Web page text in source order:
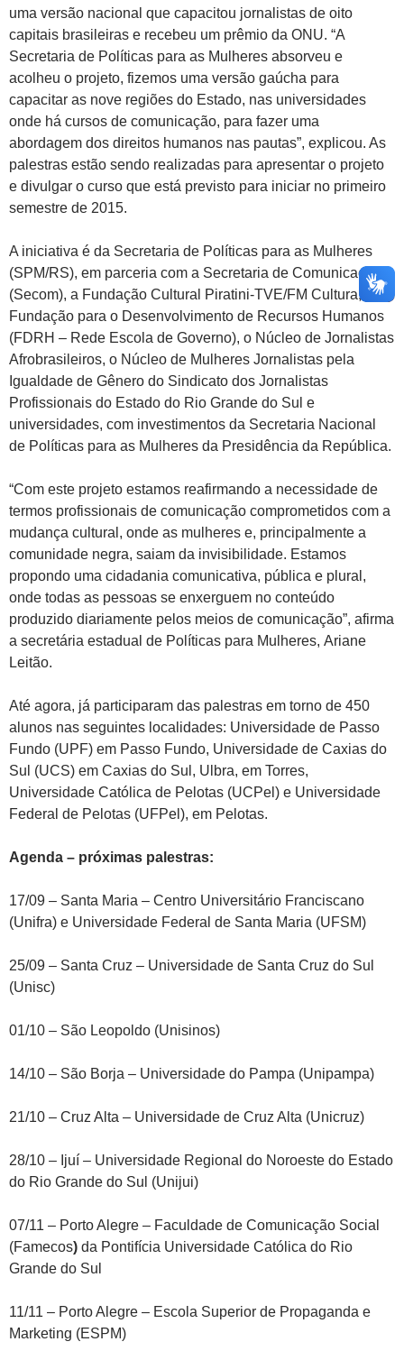
uma versão nacional que capacitou jornalistas de oito
capitais brasileiras e recebeu um prêmio da ONU. “A
Secretaria de Políticas para as Mulheres absorveu e
acolheu o projeto, fizemos uma versão gaúcha para
capacitar as nove regiões do Estado, nas universidades
onde há cursos de comunicação, para fazer uma
abordagem dos direitos humanos nas pautas”, explicou. As
palestras estão sendo realizadas para apresentar o projeto
e divulgar o curso que está previsto para iniciar no primeiro
semestre de 2015.
A iniciativa é da Secretaria de Políticas para as Mulheres
(SPM/RS), em parceria com a Secretaria de Comunicação
(Secom), a Fundação Cultural Piratini-TVE/FM Cultura, a
Fundação para o Desenvolvimento de Recursos Humanos
(FDRH – Rede Escola de Governo), o Núcleo de Jornalistas
Afrobrasileiros, o Núcleo de Mulheres Jornalistas pela
Igualdade de Gênero do Sindicato dos Jornalistas
Profissionais do Estado do Rio Grande do Sul e
universidades, com investimentos da Secretaria Nacional
de Políticas para as Mulheres da Presidência da República.
“Com este projeto estamos reafirmando a necessidade de
termos profissionais de comunicação comprometidos com a
mudança cultural, onde as mulheres e, principalmente a
comunidade negra, saiam da invisibilidade. Estamos
propondo uma cidadania comunicativa, pública e plural,
onde todas as pessoas se enxerguem no conteúdo
produzido diariamente pelos meios de comunicação”, afirma
a secretária estadual de Políticas para Mulheres, Ariane
Leitão.
Até agora, já participaram das palestras em torno de 450
alunos nas seguintes localidades: Universidade de Passo
Fundo (UPF) em Passo Fundo, Universidade de Caxias do
Sul (UCS) em Caxias do Sul, Ulbra, em Torres,
Universidade Católica de Pelotas (UCPel) e Universidade
Federal de Pelotas (UFPel), em Pelotas.
Agenda – próximas palestras:
17/09 – Santa Maria – Centro Universitário Franciscano
(Unifra) e Universidade Federal de Santa Maria (UFSM)
25/09 – Santa Cruz – Universidade de Santa Cruz do Sul
(Unisc)
01/10 – São Leopoldo (Unisinos)
14/10 – São Borja – Universidade do Pampa (Unipampa)
21/10 – Cruz Alta – Universidade de Cruz Alta (Unicruz)
28/10 – Ijuí – Universidade Regional do Noroeste do Estado
do Rio Grande do Sul (Unijui)
07/11 – Porto Alegre – Faculdade de Comunicação Social
(Famecos) da Pontifícia Universidade Católica do Rio
Grande do Sul
11/11 – Porto Alegre – Escola Superior de Propaganda e
Marketing (ESPM)